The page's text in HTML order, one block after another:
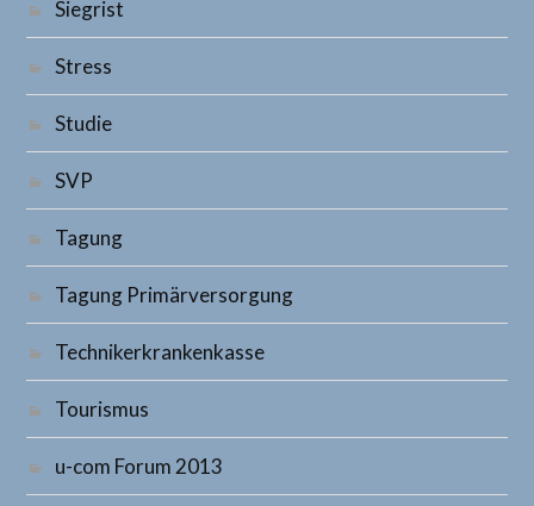
Siegrist
Stress
Studie
SVP
Tagung
Tagung Primärversorgung
Technikerkrankenkasse
Tourismus
u-com Forum 2013